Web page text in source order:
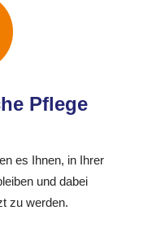
Pflege
es Ihnen, in Ihrer
und dabei
zu werden.